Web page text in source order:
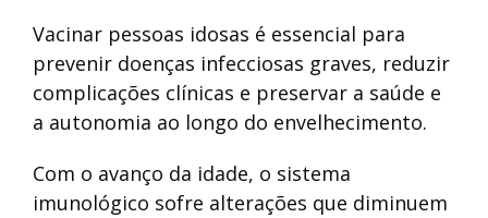
Vacinar pessoas idosas é essencial para
prevenir doenças infecciosas graves, reduzir
complicações clínicas e preservar a saúde e
a autonomia ao longo do envelhecimento.
Com o avanço da idade, o sistema
imunológico sofre alterações que diminuem